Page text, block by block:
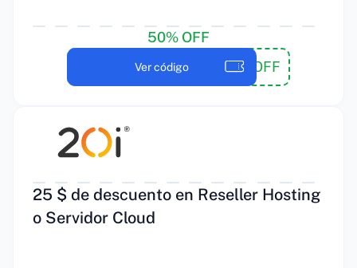
50% OFF
WP50OFF
Ver código
25 $ de descuento en Reseller Hosting
o Servidor Cloud